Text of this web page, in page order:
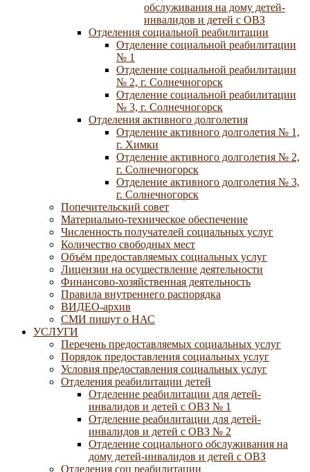
обслуживания на дому детей-
инвалидов и детей с ОВЗ
Отделения социальной реабилитации
Отделение социальной реабилитации
№ 1
Отделение социальной реабилитации
№ 2, г. Солнечногорск
Отделение социальной реабилитации
№ 3, г. Солнечногорск
Отделения активного долголетия
Отделение активного долголетия № 1,
г. Химки
Отделение активного долголетия № 2,
г. Солнечногорск
Отделение активного долголетия № 3,
г. Солнечногорск
Попечительский совет
Материально-техническое обеспечение
Численность получателей социальных услуг
Количество свободных мест
Объём предоставляемых социальных услуг
Лицензии на осуществление деятельности
Финансово-хозяйственная деятельность
Правила внутреннего распорядка
ВИДЕО-архив
СМИ пишут о НАС
УСЛУГИ
Перечень предоставляемых социальных услуг
Порядок предоставления социальных услуг
Условия предоставления социальных услуг
Отделения реабилитации детей
Отделение реабилитации для детей-
инвалидов и детей с ОВЗ № 1
Отделение реабилитации для детей-
инвалидов и детей с ОВЗ № 2
Отделение социального обслуживания на
дому детей-инвалидов и детей с ОВЗ
Отделения соц реабилитации